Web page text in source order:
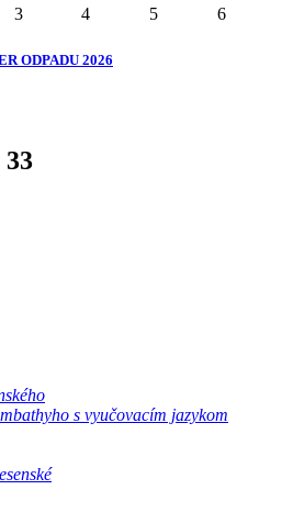
3 4 5 6
ODPADU 2026
s vyučovacím jazykom